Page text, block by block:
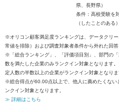
県、長野県）
条件：高校受験を
（したことのある
※オリコン顧客満足度ランキングは、データクリ
常値を排除）および調査対象者条件から外れた回
※「総合ランキング」、「評価項目別」、部門の
数を満たした企業のみランクイン対象となります
定人数の半数以上の企業がランクイン対象となりま
※総合得点が60.00点以上で、他人に薦めたくない
ンクイン対象となります。
≫ 詳細はこちら